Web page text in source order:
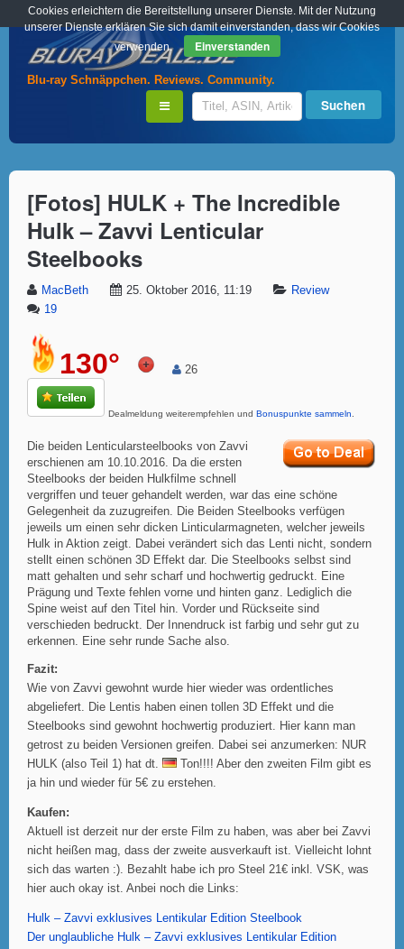
Blu-ray Schnäppchen. Reviews. Community.
[Fotos] HULK + The Incredible
Hulk – Zavvi Lenticular
Steelbooks
MacBeth 25. Oktober 2016, 11:19
Review
19
130° 26
Dealmeldung weiterempfehlen und Bonuspunkte sammeln
Die beiden Lenticularsteelbooks von Zavvi
erschienen am 10.10.2016. Da die ersten
Steelbooks der beiden Hulkfilme schnell
vergriffen und teuer gehandelt werden, war das eine schöne
Gelegenheit da zuzugreifen. Die Beiden Steelbooks verfügen
jeweils um einen sehr dicken Linticularmagneten, welcher jeweils
Hulk in Aktion zeigt. Dabei verändert sich das Lenti nicht, sondern
stellt einen schönen 3D Effekt dar. Die Steelbooks selbst sind
matt gehalten und sehr scharf und hochwertig gedruckt. Eine
Prägung und Texte fehlen vorne und hinten ganz. Lediglich die
Spine weist auf den Titel hin. Vorder und Rückseite sind
verschieden bedruckt. Der Innendruck ist farbig und sehr gut zu
erkennen. Eine sehr runde Sache also.
Fazit:
Wie von Zavvi gewohnt wurde hier wieder was ordentliches
abgeliefert. Die Lentis haben einen tollen 3D Effekt und die
Steelbooks sind gewohnt hochwertig produziert. Hier kann man
getrost zu beiden Versionen greifen. Dabei sei anzumerken: NUR
HULK (also Teil 1) hat dt.
Ton!!!! Aber den zweiten Film gibt es
ja hin und wieder für 5€ zu erstehen.
Kaufen:
Aktuell ist derzeit nur der erste Film zu haben, was aber bei Zavvi
nicht heißen mag, dass der zweite ausverkauft ist. Vielleicht lohnt
sich das warten :). Bezahlt habe ich pro Steel 21€ inkl. VSK, was
hier auch okay ist. Anbei noch die Links:
Hulk – Zavvi exklusives Lentikular Edition Steelbook
Der unglaubliche Hulk – Zavvi exklusives Lentikular Edition
Cookies erleichtern die Bereitstellung unserer Dienste. Mit der Nutzung
unserer Dienste erklären Sie sich damit einverstanden, dass wir Cookies
verwenden.
Einverstanden